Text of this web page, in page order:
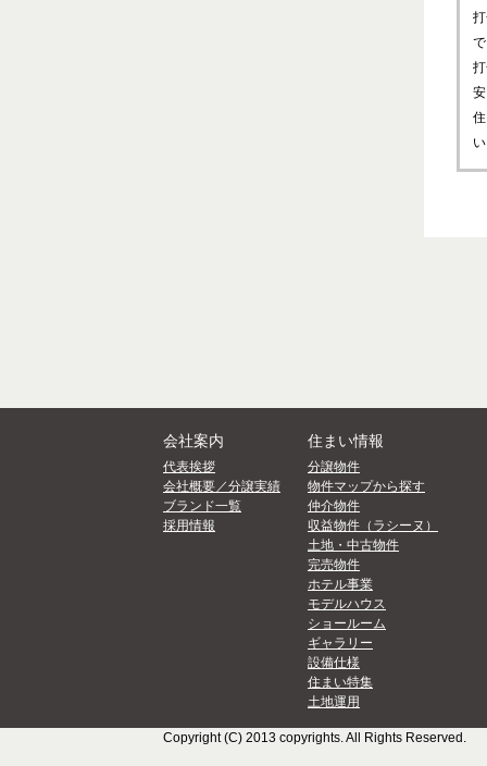
会社案内
代表挨拶
会社概要／分譲実績
ブランド一覧
採用情報
住まい情報
分譲物件
物件マップから探す
仲介物件
収益物件（ラシーヌ）
土地・中古物件
完売物件
ホテル事業
モデルハウス
ショールーム
ギャラリー
設備仕様
住まい特集
土地運用
Copyright (C) 2013 copyrights. All Rights Reserved.